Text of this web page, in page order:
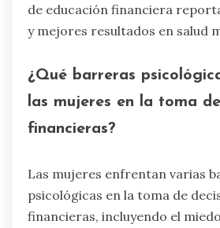
de educación financiera
y mejores resultados en salud
¿Qué barreras
las mujeres en la toma
financieras?
Las mujeres enfrentan varias
psicológicas en la toma de
financieras, incluyendo el